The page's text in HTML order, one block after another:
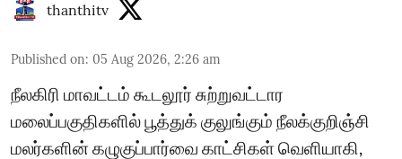
thanthitv
Published on: 05 Aug 2026, 2:26 am
நீலகிரி மாவட்டம் கூடலூர் சுற்றுவட்டார
மலைப்பகுதிகளில் பூத்துக் குலுங்கும் நீலக்குறிஞ்சி
மலர்களின் கழுகுப்பார்வை காட்சிகள் வெளியாகி,